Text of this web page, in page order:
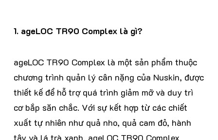
1. ageLOC TR90 Complex là gì?
ageLOC TR90 Complex là một sản phẩm thuộc
chương trình quản lý cân nặng của Nuskin, được
thiết kế để hỗ trợ quá trình giảm mỡ và duy trì
cơ bắp săn chắc. Với sự kết hợp từ các chiết
xuất tự nhiên như quả nho, quả cam đỏ, hành